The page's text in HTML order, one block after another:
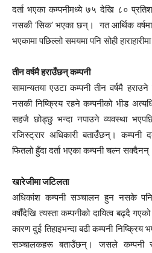
दर्ता भएका कम्पनीमध्ये ७५ देखि ८०
नसकी ‘सिक’ भएका छन्। गत आर्थिक
भएकामा पछिल्लो समयमा पनि सोही
तीन वर्षमै हराउँछन् कम्पनी
सामान्यतया एउटा कम्पनी तीन वर्षमै
नसकी निष्क्रिय रहने कम्पनीको भीड
सहजै छोड्छु भन्दा नपाउने व्यवस्था
रजिस्ट्रार अधिकारी बताउँछन्। कम्पनी
फितलो हुँदा दर्ता भएका कम्पनी चल्न
खारेजीमा जटिलता
अधिकांश कम्पनी सञ्चालन हुन नसके
वर्षौंदेखि त्यस्ता कम्पनीको दायित्व बढ्दै
कारण दुई तिहाइभन्दा बढी कम्पनी
सञ्चालकहरू बताउँछन्। जसले कम्पनी